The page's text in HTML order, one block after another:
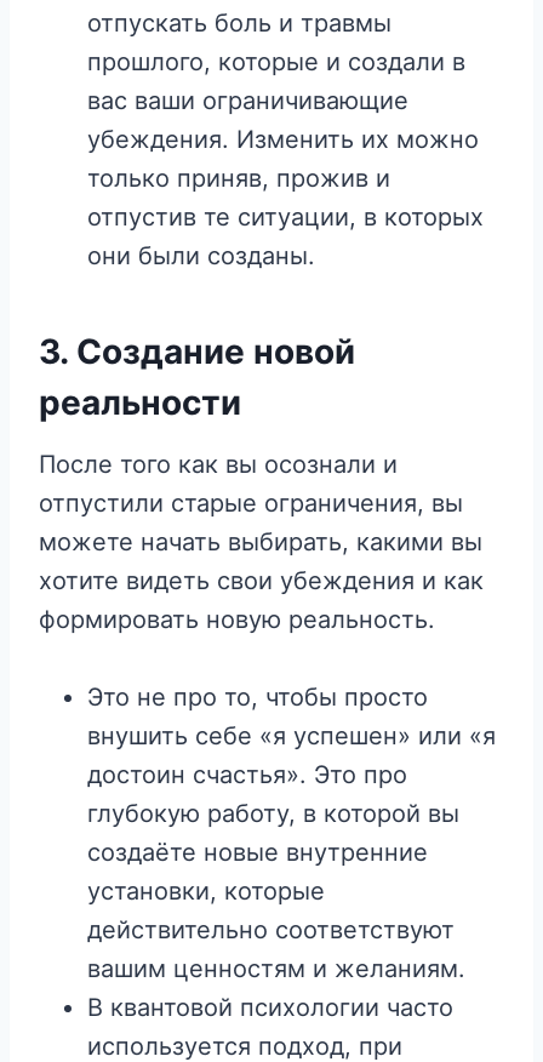
отпускать боль и травмы
прошлого, которые и создали в
вас ваши ограничивающие
убеждения. Изменить их можно
только приняв, прожив и
отпустив те ситуации, в которых
они были созданы.
3. Создание новой
реальности
После того как вы осознали и
отпустили старые ограничения, вы
можете начать выбирать, какими вы
хотите видеть свои убеждения и как
формировать новую реальность.
Это не про то, чтобы просто
внушить себе «я успешен» или «я
достоин счастья». Это про
глубокую работу, в которой вы
создаёте новые внутренние
установки, которые
действительно соответствуют
вашим ценностям и желаниям.
В квантовой психологии часто
используется подход, при